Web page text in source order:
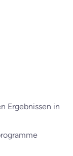
Ergebnissen in